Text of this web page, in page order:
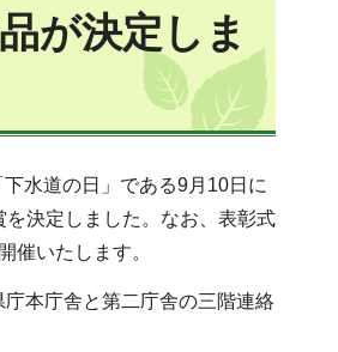
が決定しま
水道の日」である9月10日に
決定しました。なお、表彰式
催いたします。
本庁舎と第二庁舎の三階連絡